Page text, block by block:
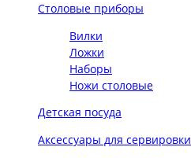
Столовые приборы
Вилки
Ложки
Наборы
Ножи столовые
Детская посуда
Аксессуары для сервировки